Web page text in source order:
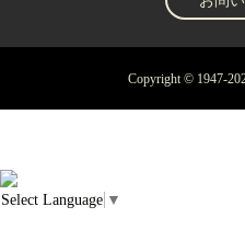
Copyright © 1947-
Select Language ▼